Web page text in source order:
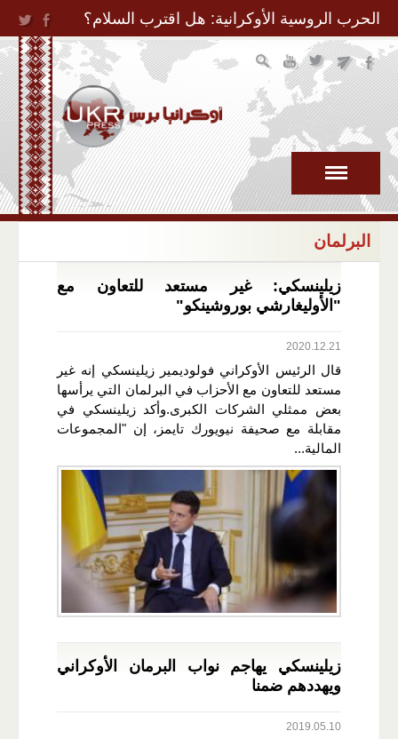
Jump to Navigation
الحرب الروسية الأوكرانية: هل اقترب السلام؟
البرلمان
زيلينسكي: غير مستعد للتعاون مع
"الأوليغارشي بوروشينكو"
2020.12.21
قال الرئيس الأوكراني فولوديمير زيلينسكي إنه غير
مستعد للتعاون مع الأحزاب في البرلمان التي يرأسها
بعض ممثلي الشركات الكبرى.وأكد زيلينسكي في
مقابلة مع صحيفة نيويورك تايمز، إن "المجموعات
المالية...
زيلينسكي يهاجم نواب البرمان الأوكراني
ويهددهم ضمنا
2019.05.10